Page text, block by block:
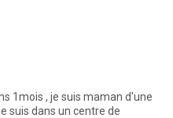
1mois , je suis maman d'une